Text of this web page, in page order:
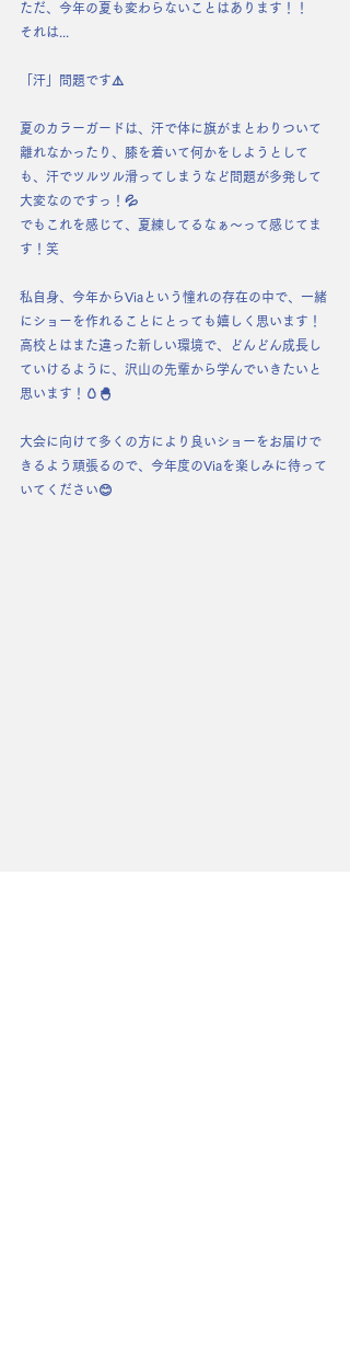
ただ、今年の夏も変わらないことはあります！！
それは...
「汗」問題です⚠️
夏のカラーガードは、汗で体に旗がまとわりついて
離れなかったり、膝を着いて何かをしようとして
も、汗でツルツル滑ってしまうなど問題が多発して
大変なのですっ！💦
でもこれを感じて、夏練してるなぁ〜って感じてま
す！笑
私自身、今年からViaという憧れの存在の中で、一緒
にショーを作れることにとっても嬉しく思います！
高校とはまた違った新しい環境で、どんどん成長し
ていけるように、沢山の先輩から学んでいきたいと
思います！🥚🐣
大会に向けて多くの方により良いショーをお届けで
きるよう頑張るので、今年度のViaを楽しみに待って
いてください😊